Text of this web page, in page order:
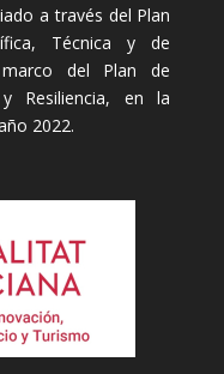
a través del Plan
Técnica y de
del Plan de
y Resiliencia, en la
2022.